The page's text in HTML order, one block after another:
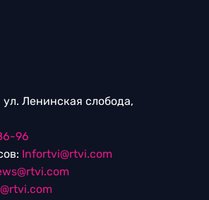
ул. Ленинская слобода,
96
Infortvi@rtvi.com